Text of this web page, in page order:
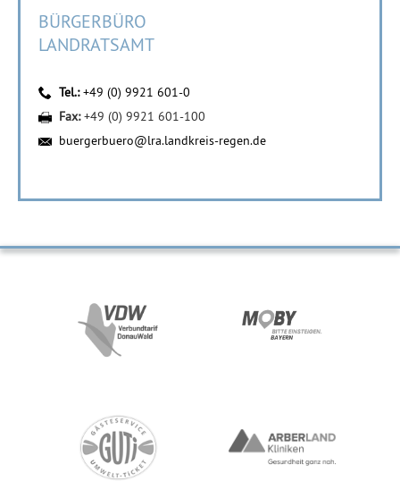
BÜRGERBÜRO
LANDRATSAMT
Tel.:+49 (0) 9921 601-0
Fax:+49 (0) 9921 601-100
buergerbuero@lra.landkreis-regen.de